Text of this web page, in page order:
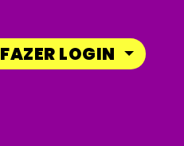
FAZER LOGIN